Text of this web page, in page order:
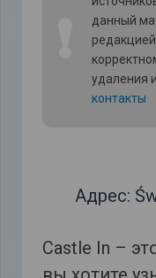
данный
удаления
контакты
Адрес:
Castle In –